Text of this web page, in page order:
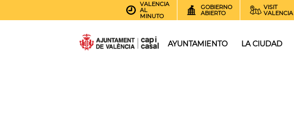
VALENCIA
AL
MINUTO
GOBIERNO
ABIERTO
VISIT
VALENCIA
AYUNTAMIENTO LA CIUDAD